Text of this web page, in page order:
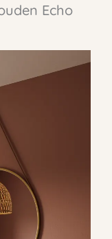
Echo